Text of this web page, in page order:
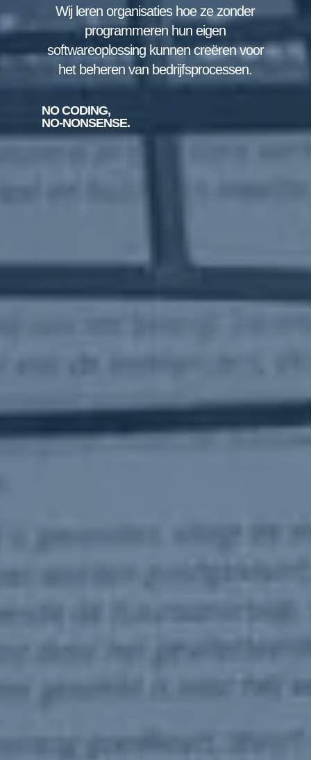
Wij leren organisaties hoe ze zonder
programmeren hun eigen
softwareoplossing kunnen creëren voor
het beheren van bedrijfsprocessen.
NO CODING,
NO-NONSENSE.